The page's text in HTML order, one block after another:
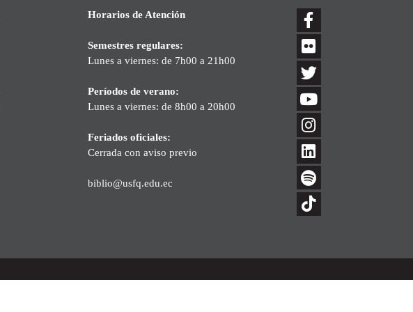
Horarios de Atención
Semestres regulares:
Lunes a viernes: de 7h00 a 21h00
Períodos de verano:
Lunes a viernes: de 8h00 a 20h00
Feriados oficiales:
Cerrada con aviso previo
biblio@usfq.edu.ec